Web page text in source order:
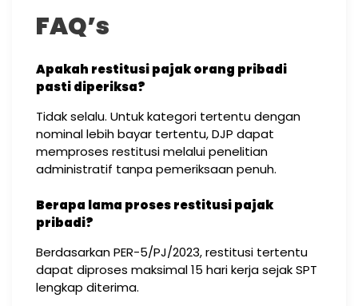
FAQ’s
Apakah restitusi pajak orang pribadi
pasti diperiksa?
Tidak selalu. Untuk kategori tertentu dengan
nominal lebih bayar tertentu, DJP dapat
memproses restitusi melalui penelitian
administratif tanpa pemeriksaan penuh.
Berapa lama proses restitusi pajak
pribadi?
Berdasarkan PER-5/PJ/2023, restitusi tertentu
dapat diproses maksimal 15 hari kerja sejak SPT
lengkap diterima.